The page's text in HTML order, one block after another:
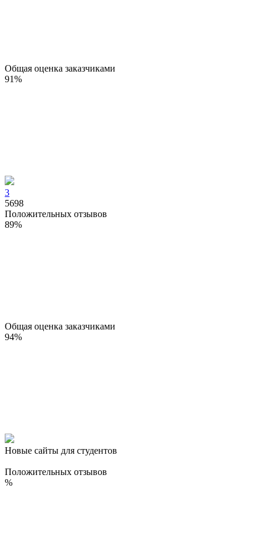
Общая оценка заказчиками
91%
3
5698
Положительных отзывов
89%
Общая оценка заказчиками
94%
Новые сайты для студентов
Положительных отзывов
%